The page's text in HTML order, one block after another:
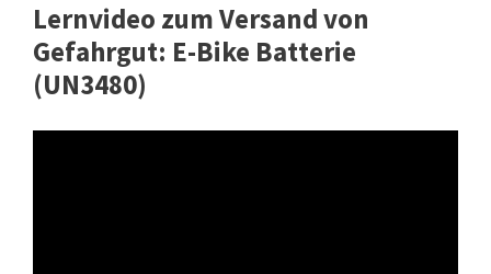
Lernvideo zum Versand von
Gefahrgut: E-Bike Batterie
(UN3480)